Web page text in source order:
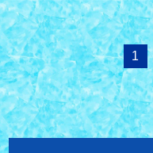
1